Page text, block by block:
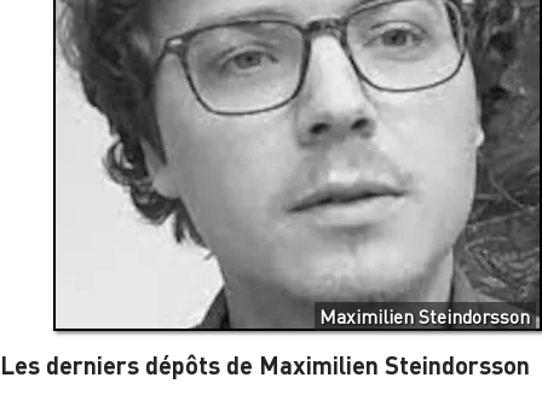
Maximilien Steindorsson
Les derniers dépôts de Maximilien Steindorsson